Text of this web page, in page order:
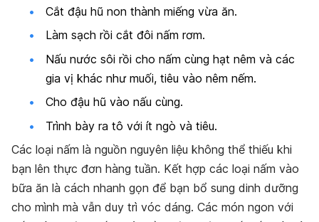
Cắt đậu hũ non thành miếng vừa ăn.
Làm sạch rồi cắt đôi nấm rơm.
Nấu nước sôi rồi cho nấm cùng hạt nêm và các
gia vị khác như muối, tiêu vào nêm nếm.
Cho đậu hũ vào nấu cùng.
Trình bày ra tô với ít ngò và tiêu.
Các loại nấm là nguồn nguyên liệu không thể thiếu khi
bạn lên thực đơn hàng tuần. Kết hợp các loại nấm vào
bữa ăn là cách nhanh gọn để bạn bổ sung dinh dưỡng
cho mình mà vẫn duy trì vóc dáng. Các món ngon với